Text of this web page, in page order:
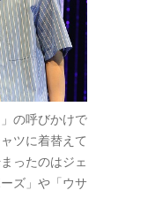
の呼びかけで
ツに着替えて
ったのはジェ
ズ」や「ウサ